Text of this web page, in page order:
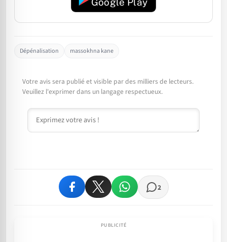
Dépénalisation massokhna kane
Votre avis sera publié et visible par des milliers de lecteurs.
Veuillez l'exprimer dans un langage respectueux.
Commentaire
2